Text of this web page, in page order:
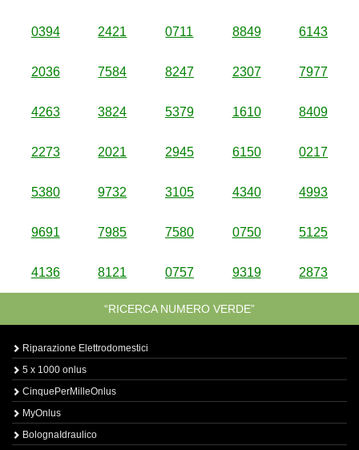
0394 2421 0711 8849 6143
2036 7584 8247 2307 7977
4263 3824 5379 1610 8409
2273 2021 2945 6150 0217
5380 9732 3105 4340 4993
9691 7985 7580 0750 5125
4136 8121 0757 9319 2873
“RICERCA NUMERO VERDE”
Riparazione Elettrodomestici
5 x 1000 onlus
CinquePerMilleOnlus
MyOnlus
BolognaIdraulico